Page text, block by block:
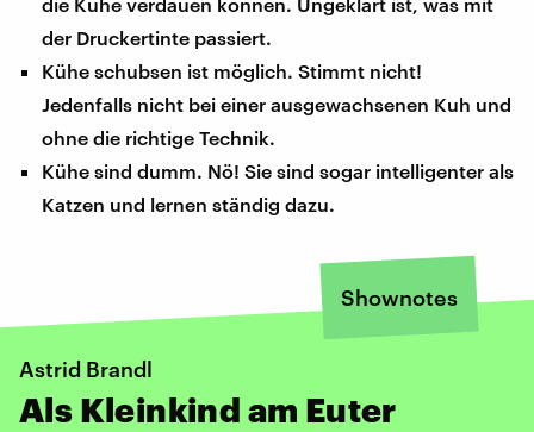
der Druckertinte passiert.
Kühe schubsen ist möglich. Stimmt nicht!
Jedenfalls nicht bei einer ausgewachsenen Kuh und
ohne die richtige Technik.
Kühe sind dumm. Nö! Sie sind sogar intelligenter als
Katzen und lernen ständig dazu.
Shownotes
Astrid Brandl
Als Kleinkind am Euter